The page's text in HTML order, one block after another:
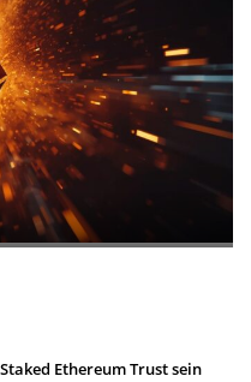
Ethereum Trust sein